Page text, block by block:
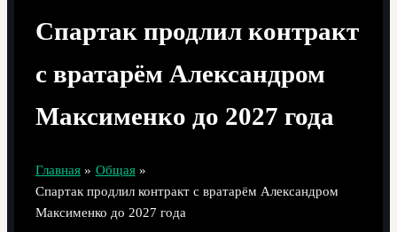
Спартак продлил контракт
с вратарём Александром
Максименко до 2027 года
Главная
Общая
Спартак продлил контракт с вратарём Александром
Максименко до 2027 года